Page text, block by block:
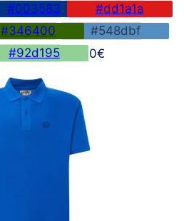
#003583
#dd1a1a
#346400
#548dbf
#92d195 45,00€